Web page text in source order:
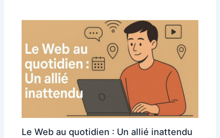
Le Web au quotidien : Un allié inattendu